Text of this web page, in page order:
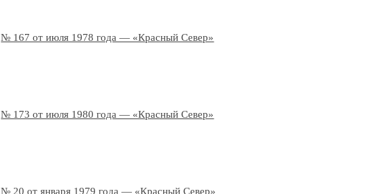
№ 167 от июля 1978 года — «Красный Север»
№ 173 от июля 1980 года — «Красный Север»
№ 20 от января 1979 года — «Красный Север»